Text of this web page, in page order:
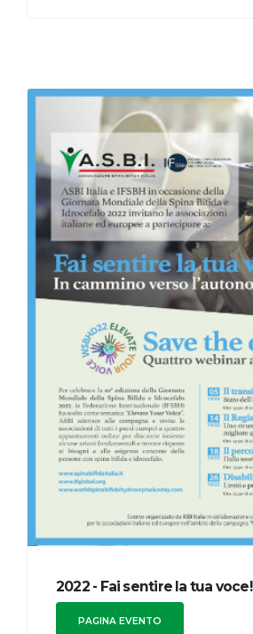
2022 - Fai sentire la tua voce!
PAGINA EVENTO